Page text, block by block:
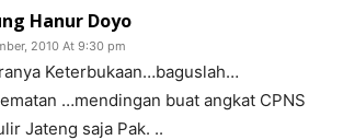
Hanur Doyo
2010 At 9:30 pm
Keterbukaan…baguslah…
…mendingan buat angkat CPNS
Jateng saja Pak. ..